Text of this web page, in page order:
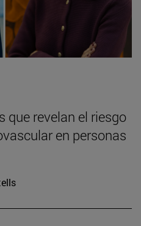
que revelan el riesgo
en personas